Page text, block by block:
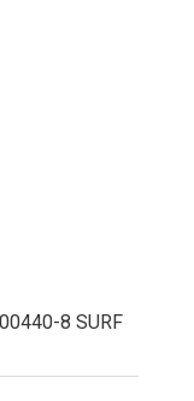
8 SURF